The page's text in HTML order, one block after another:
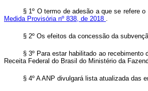
§ 1º O termo de adesão a que se refere o
Medida Provisória nº 838, de 2018 .
§ 2º Os efeitos da concessão da
§ 3º Para estar habilitado ao
Receita Federal do Brasil do Ministério da
§ 4º A ANP divulgará lista atualizada das